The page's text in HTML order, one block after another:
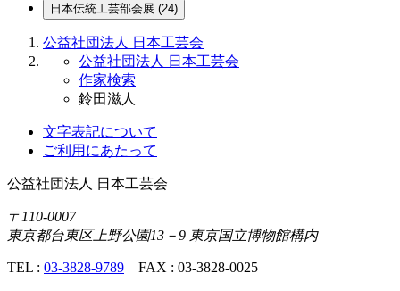
日本伝統工芸部会展 (24)
公益社団法人 日本工芸会
公益社団法人 日本工芸会
作家検索
鈴田滋人
文字表記について
ご利用にあたって
公益社団法人 日本工芸会
〒110-0007
東京都台東区上野公園13－9 東京国立博物館構内
TEL : 03-3828-9789 FAX : 03-3828-0025